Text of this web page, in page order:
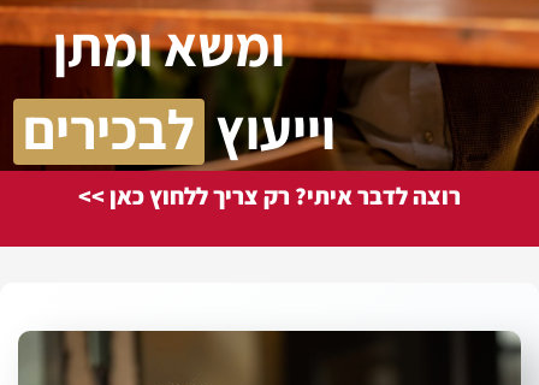
ומשא ומתן
וייעוץ לבכירים
רוצה לדבר איתי? רק צריך ללחוץ כאן >>